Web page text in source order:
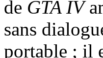
de GTA IV
sans
portable ; il